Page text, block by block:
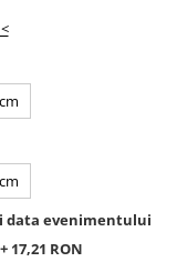
data evenimentului
17,21 RON